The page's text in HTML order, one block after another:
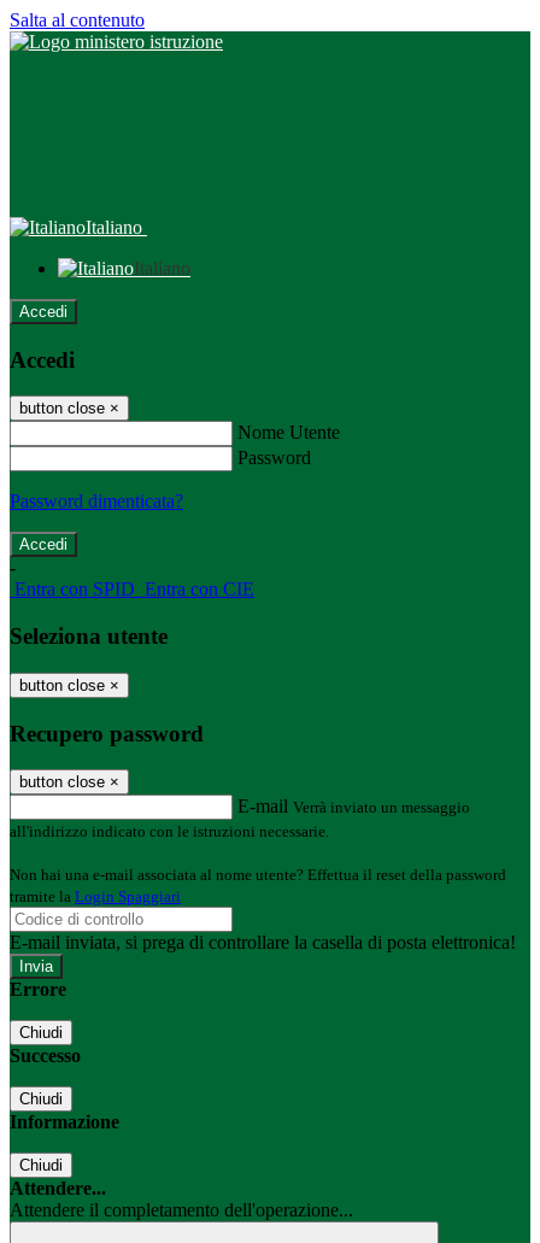
Salta al contenuto
Italiano
Italiano
Accedi
Accedi
button close ×
Nome Utente
Password
Password dimenticata?
-
Entra con SPID Entra con CIE
Seleziona utente
button close ×
Recupero password
button close ×
E-mail Verrà inviato un messaggio
all'indirizzo indicato con le istruzioni necessarie.
Non hai una e-mail associata al nome utente? Effettua il reset della password
tramite la Login Spaggiari
E-mail inviata, si prega di controllare la casella di posta elettronica!
Errore
Chiudi
Successo
Chiudi
Informazione
Chiudi
Attendere...
Attendere il completamento dell'operazione...